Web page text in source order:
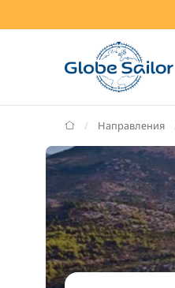
GlobeSailor
Направления